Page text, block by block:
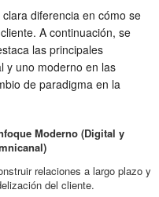
diferencia en cómo se
A continuación, se
las principales
y uno moderno en las
de paradigma en la
Moderno (Digital y
relaciones a largo plazo y
del cliente.